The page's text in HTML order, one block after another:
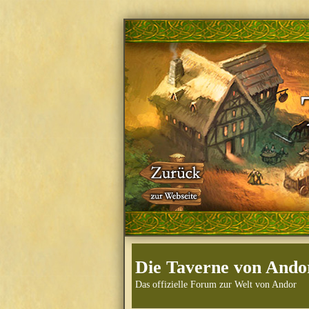
Die Taverne von
Das offizielle Forum zur Welt von Andor